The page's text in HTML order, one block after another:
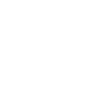
út